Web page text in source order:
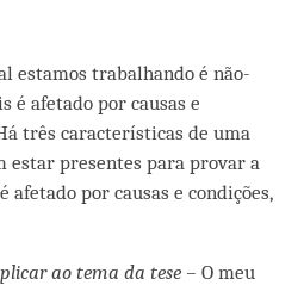
estamos trabalhando é não-
é afetado por causas e
três características de uma
estar presentes para provar a
afetado por causas e condições,
ao tema da tese –O meu